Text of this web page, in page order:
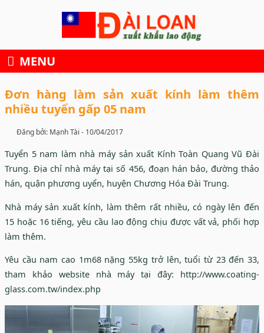
MENU
Đơn hàng làm sản xuất kính làm thêm
nhiều tuyển gấp 05 nam
Đăng bởi: Mạnh Tài - 10/04/2017
Tuyển 5 nam làm nhà máy sản xuất Kính Toàn Quang Vũ Đài
Trung. Địa chỉ nhà máy tại số 456, đoạn hán bảo, đường thảo
hán, quận phương uyển, huyện Chương Hóa Đài Trung.
Nhà máy sản xuất kính, làm thêm rất nhiều, có ngày lên đến
15 hoặc 16 tiếng, yêu cầu lao động chịu được vất vả, phối hợp
làm thêm.
Yêu cầu nam cao 1m68 nặng 55kg trở lên, tuổi từ 23 đến 33,
tham khảo website nhà máy tại đây: http://www.coating-
glass.com.tw/index.php